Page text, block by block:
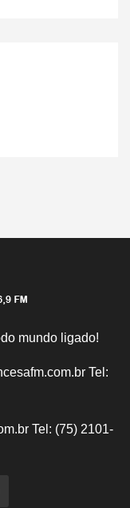
mundo ligado!
Tel:
Tel: (75) 2101-